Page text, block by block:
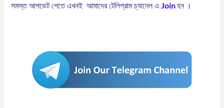
সমস্ত আপডেট পেতে এখনই আমাদের টেলিগ্রাম চ্যানেল এ Join হন ।